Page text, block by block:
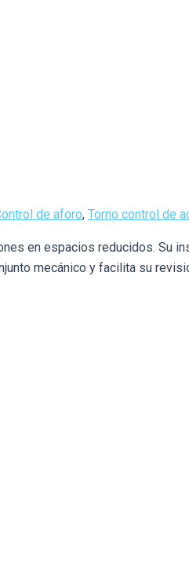
de aforo, Torno control de
en espacios reducidos. Su
mecánico y facilita su